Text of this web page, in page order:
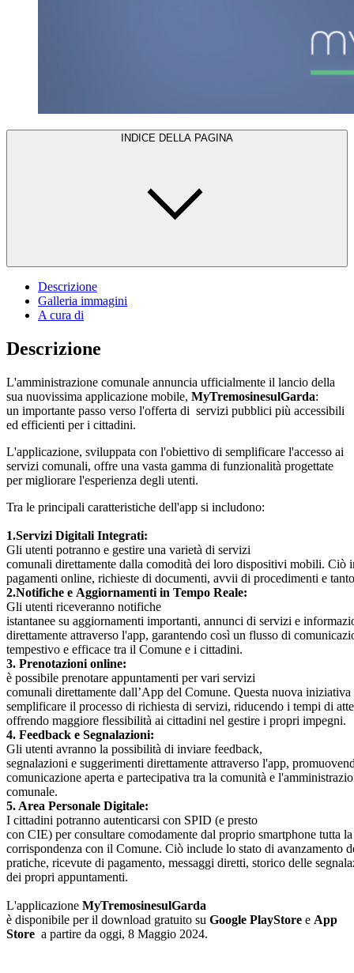
INDICE DELLA PAGINA
Descrizione
Galleria immagini
A cura di
Descrizione
L'amministrazione comunale annuncia ufficialmente il lancio della
sua nuovissima applicazione mobile, MyTremosinesulGarda:
un importante passo verso l'offerta di servizi pubblici più accessibili
ed efficienti per i cittadini.
L'applicazione, sviluppata con l'obiettivo di semplificare l'accesso ai
servizi comunali, offre una vasta gamma di funzionalità progettate
per migliorare l'esperienza degli utenti.
Tra le principali caratteristiche dell'app si includono:
1.Servizi Digitali Integrati:
Gli utenti potranno e gestire una varietà di servizi
comunali direttamente dalla comodità dei loro dispositivi mobili. Ciò
pagamenti online, richieste di documenti, avvii di procedimenti e
2.Notifiche e Aggiornamenti in Tempo Reale:
Gli utenti riceveranno notifiche
istantanee su aggiornamenti importanti, annunci di servizi e
direttamente attraverso l'app, garantendo così un flusso di
tempestivo e efficace tra il Comune e i cittadini.
3. Prenotazioni online:
è possibile prenotare appuntamenti per vari servizi
comunali direttamente dall’App del Comune. Questa nuova
semplificare il processo di richiesta di servizi, riducendo i tempi di
offrendo maggiore flessibilità ai cittadini nel gestire i propri impegni.
4. Feedback e Segnalazioni:
Gli utenti avranno la possibilità di inviare feedback,
segnalazioni e suggerimenti direttamente attraverso l'app,
comunicazione aperta e partecipativa tra la comunità e
comunale.
5. Area Personale Digitale:
I cittadini potranno autenticarsi con SPID (e presto
con CIE) per consultare comodamente dal proprio smartphone tutta
corrispondenza con il Comune. Ciò include lo stato di avanzamento
pratiche, ricevute di pagamento, messaggi diretti, storico delle
dei propri appuntamenti.
L'applicazione MyTremosinesulGarda
è disponibile per il download gratuito su Google PlayStore e App
Store a partire da oggi, 8 Maggio 2024.